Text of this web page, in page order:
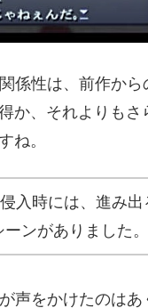
係性は、前作から
か、それよりも
ね。
入時には、進み
ンがありました。
声をかけたのはあ